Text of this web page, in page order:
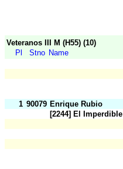
Veteranos III M (H55) (10)
Pl
Stno Name
1 90079 Enrique Rubio
[2244] El Imperdible